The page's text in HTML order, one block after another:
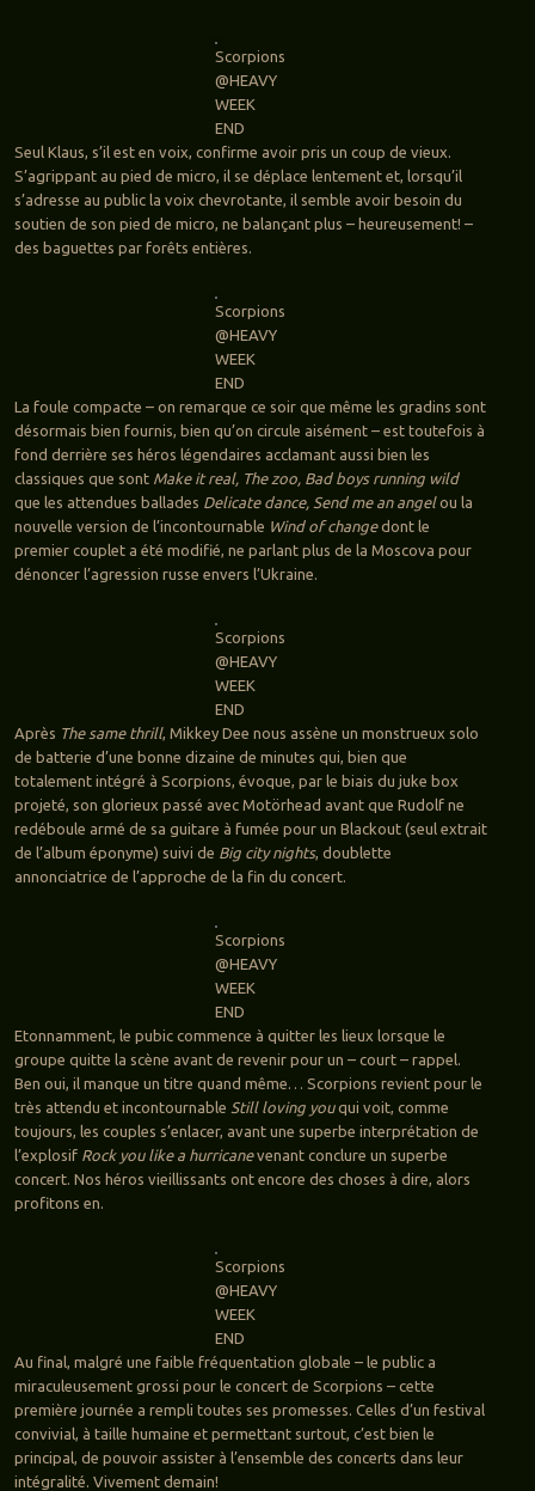
Scorpions
@HEAVY
WEEK
END
Seul Klaus, s’il est en voix, confirme avoir pris un coup de vieux.
S’agrippant au pied de micro, il se déplace lentement et, lorsqu’il
s’adresse au public la voix chevrotante, il semble avoir besoin du
soutien de son pied de micro, ne balançant plus – heureusement! –
des baguettes par forêts entières.
Scorpions
@HEAVY
WEEK
END
La foule compacte – on remarque ce soir que même les gradins sont
désormais bien fournis, bien qu’on circule aisément – est toutefois à
fond derrière ses héros légendaires acclamant aussi bien les
classiques que sont Make it real, The zoo, Bad boys running wild
que les attendues ballades Delicate dance, Send me an angelou la
nouvelle version de l’incontournable Wind of changedont le
premier couplet a été modifié, ne parlant plus de la Moscova pour
dénoncer l’agression russe envers l’Ukraine.
Scorpions
@HEAVY
WEEK
END
Après The same thrill, Mikkey Dee nous assène un monstrueux solo
de batterie d’une bonne dizaine de minutes qui, bien que
totalement intégré à Scorpions, évoque, par le biais du juke box
projeté, son glorieux passé avec Motörhead avant que Rudolf ne
redéboule armé de sa guitare à fumée pour un Blackout (seul extrait
de l’album éponyme) suivi de Big city nights, doublette
annonciatrice de l’approche de la fin du concert.
Scorpions
@HEAVY
WEEK
END
Etonnamment, le pubic commence à quitter les lieux lorsque le
groupe quitte la scène avant de revenir pour un – court – rappel.
Ben oui, il manque un titre quand même… Scorpions revient pour le
très attendu et incontournable Still loving youqui voit, comme
toujours, les couples s’enlacer, avant une superbe interprétation de
l’explosif Rock you like a hurricanevenant conclure un superbe
concert. Nos héros vieillissants ont encore des choses à dire, alors
profitons en.
Scorpions
@HEAVY
WEEK
END
Au final, malgré une faible fréquentation globale – le public a
miraculeusement grossi pour le concert de Scorpions – cette
première journée a rempli toutes ses promesses. Celles d’un festival
convivial, à taille humaine et permettant surtout, c’est bien le
principal, de pouvoir assister à l’ensemble des concerts dans leur
intégralité. Vivement demain!